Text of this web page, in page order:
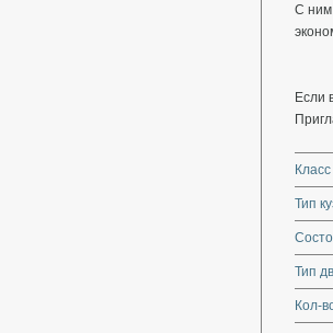
С ним
Если
Тип
Тип
Кол-